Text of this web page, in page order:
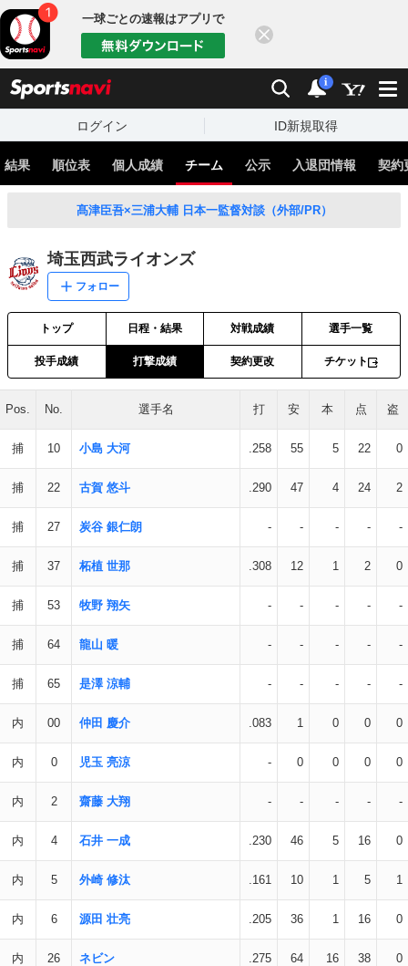
一球ごとの速報はアプリで
検索 通知
i
ログイン ID新規取得
結果 順位表 個人成績 チーム 公示 入退団情報 契約
髙津臣吾×三浦大輔 日本一監督対談（外部/PR）
埼玉西武ライオンズ
フォロー
トップ 日程・結果 対戦成績 選手一覧
投手成績 打撃成績 契約更改 チケット
Pos. No. 選手名 打 安 本 点 盗
捕 10 小島 大河 .258 55 5 22 0
捕 22 古賀 悠斗 .290 47 4 24 2
捕 27 炭谷 銀仁朗 - - - - -
捕 37 柘植 世那 .308 12 1 2 0
捕 53 牧野 翔矢 - - - - -
捕 64 龍山 暖 - - - - -
捕 65 是澤 涼輔 - - - - -
内 00 仲田 慶介 .083 1 0 0 0
内 0 児玉 亮涼 - 0 0 0 0
内 2 齋藤 大翔 - - - - -
内 4 石井 一成 .230 46 5 16 0
内 5 外崎 修汰 .161 10 1 5 1
内 6 源田 壮亮 .205 36 1 16 0
内 26 ネビン .275 64 16 38 0